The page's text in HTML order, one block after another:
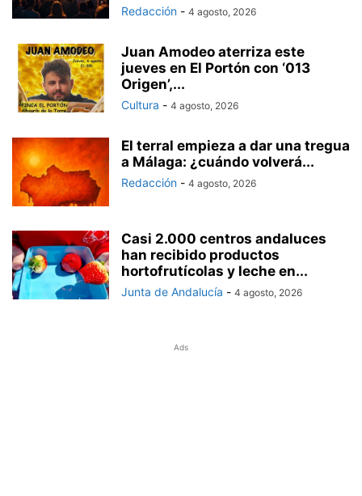
Redacción - 4 agosto, 2026
Juan Amodeo aterriza este
jueves en El Portón con ‘013
Origen’,...
Cultura - 4 agosto, 2026
El terral empieza a dar una tregua
a Málaga: ¿cuándo volverá...
Redacción - 4 agosto, 2026
Casi 2.000 centros andaluces
han recibido productos
hortofrutícolas y leche en...
Junta de Andalucía - 4 agosto, 2026
Ads